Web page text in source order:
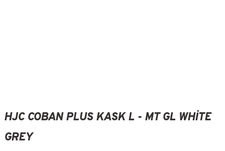
HJC COBAN PLUS KASK L - MT GL WHITE
GREY